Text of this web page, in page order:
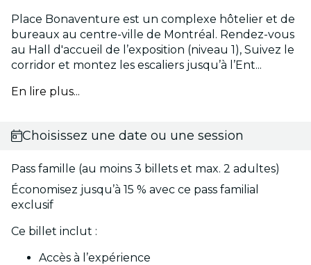
Place Bonaventure est un complexe hôtelier et de
bureaux au centre-ville de Montréal. Rendez-vous
au Hall d'accueil de l’exposition (niveau 1), Suivez le
corridor et montez les escaliers jusqu’à l’Ent...
En lire plus...
Choisissez une date ou une session
Pass famille (au moins 3 billets et max. 2 adultes)
Économisez jusqu’à 15 % avec ce pass familial
exclusif
Ce billet inclut :
Accès à l’expérience